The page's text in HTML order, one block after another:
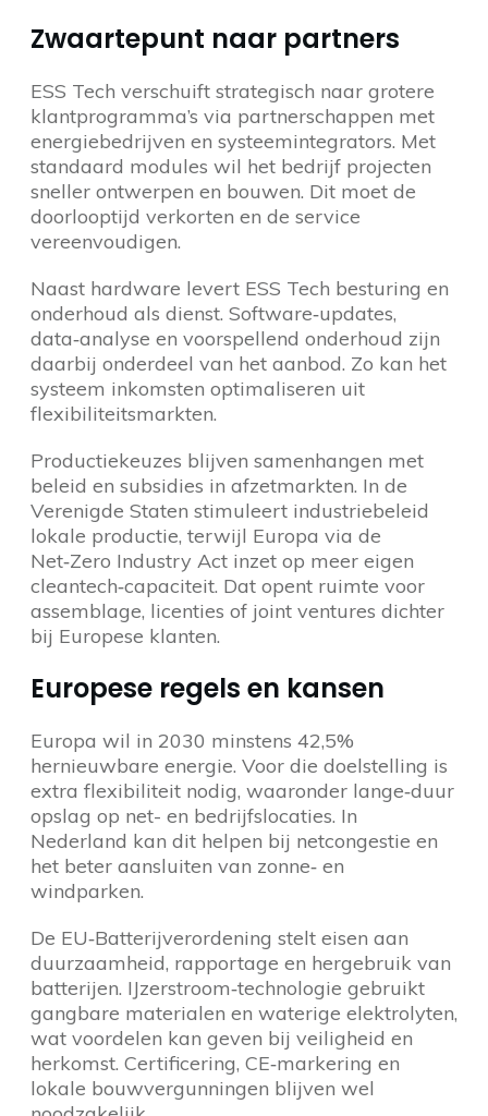
Zwaartepunt naar partners
ESS Tech verschuift strategisch naar grotere
klantprogramma’s via partnerschappen met
energiebedrijven en systeemintegrators. Met
standaard modules wil het bedrijf projecten
sneller ontwerpen en bouwen. Dit moet de
doorlooptijd verkorten en de service
vereenvoudigen.
Naast hardware levert ESS Tech besturing en
onderhoud als dienst. Software‑updates,
data‑analyse en voorspellend onderhoud zijn
daarbij onderdeel van het aanbod. Zo kan het
systeem inkomsten optimaliseren uit
flexibiliteitsmarkten.
Productiekeuzes blijven samenhangen met
beleid en subsidies in afzetmarkten. In de
Verenigde Staten stimuleert industriebeleid
lokale productie, terwijl Europa via de
Net‑Zero Industry Act inzet op meer eigen
cleantech‑capaciteit. Dat opent ruimte voor
assemblage, licenties of joint ventures dichter
bij Europese klanten.
Europese regels en kansen
Europa wil in 2030 minstens 42,5%
hernieuwbare energie. Voor die doelstelling is
extra flexibiliteit nodig, waaronder lange‑duur
opslag op net- en bedrijfslocaties. In
Nederland kan dit helpen bij netcongestie en
het beter aansluiten van zonne‑ en
windparken.
De EU‑Batterijverordening stelt eisen aan
duurzaamheid, rapportage en hergebruik van
batterijen. IJzerstroom‑technologie gebruikt
gangbare materialen en waterige elektrolyten,
wat voordelen kan geven bij veiligheid en
herkomst. Certificering, CE‑markering en
lokale bouwvergunningen blijven wel